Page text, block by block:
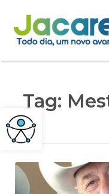
Pular
para
o
Tag: